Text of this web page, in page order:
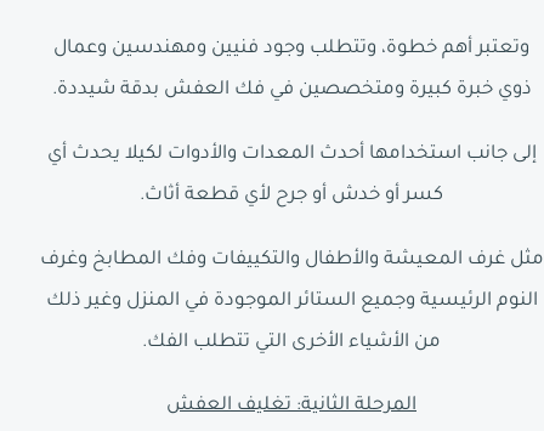
وتعتبر أهم خطوة، وتتطلب وجود فنيين ومهندسين وعمال
ذوي خبرة كبيرة ومتخصصين في فك العفش بدقة شيددة.
إلى جانب استخدامها أحدث المعدات والأدوات لكيلا يحدث أي
كسر أو خدش أو جرح لأي قطعة أثاث.
مثل غرف المعيشة والأطفال والتكييفات وفك المطابخ وغرف
النوم الرئيسية وجميع الستائر الموجودة في المنزل وغير ذلك
من الأشياء الأخرى التي تتطلب الفك.
المرحلة الثانية: تغليف العفش